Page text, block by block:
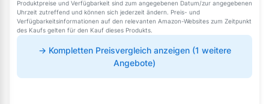
Produktpreise und Verfügbarkeit sind zum angegebenen Datum/zur angegebenen
Uhrzeit zutreffend und können sich jederzeit ändern. Preis- und
Verfügbarkeitsinformationen auf den relevanten Amazon-Websites zum Zeitpunkt
des Kaufs gelten für den Kauf dieses Produkts.
→ Kompletten Preisvergleich anzeigen (1 weitere
Angebote)